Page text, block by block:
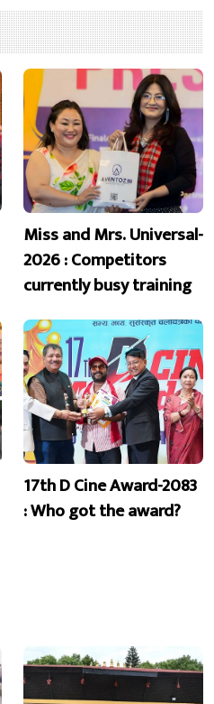
Miss and Mrs. Universal-
2026 : Competitors
currently busy training
17th D Cine Award-2083
: Who got the award?